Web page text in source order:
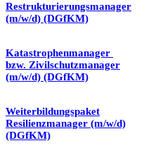
Restrukturierungsmanager
(m/w/d) (DGfKM)
Katastrophenmanager
bzw. Zivilschutzmanager
(m/w/d) (DGfKM)
Weiterbildungspaket
Resilienzmanager (m/w/d)
(DGfKM)